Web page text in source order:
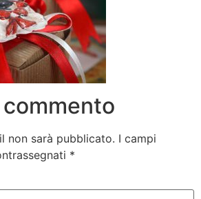
non sarà pubblicato. I campi
*